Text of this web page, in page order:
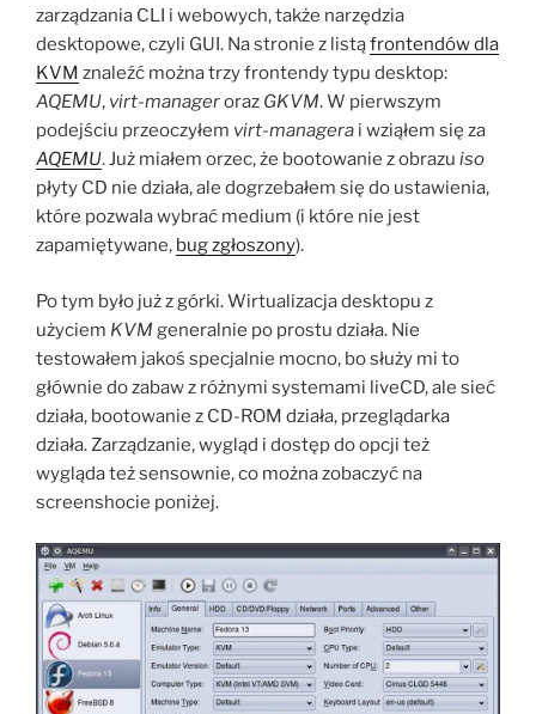
zarządzania CLI i webowych, także narzędzia
desktopowe, czyli GUI. Na stronie z listąfrontendów dla
KVM znaleźć można trzy frontendy typu desktop:
AQEMU, virt-manageroraz GKVM. W pierwszym
podejściu przeoczyłem virt-managera i wziąłem się za
AQEMU. Już miałem orzec, że bootowanie z obrazu iso
płyty CD nie działa, ale dogrzebałem się do ustawienia,
które pozwala wybrać medium (i które nie jest
zapamiętywane, bug zgłoszony).
Po tym było już z górki. Wirtualizacja desktopu z
użyciem KVM generalnie po prostu działa. Nie
testowałem jakoś specjalnie mocno, bo służy mi to
głównie do zabaw z różnymi systemami liveCD, ale sieć
działa, bootowanie z CD-ROM działa, przeglądarka
działa. Zarządzanie, wygląd i dostęp do opcji też
wygląda też sensownie, co można zobaczyć na
screenshocie poniżej.